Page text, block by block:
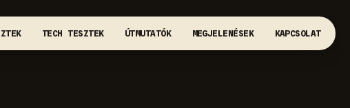
TECH TESZTEK ÚTMUTATÓK MEGJELENÉSEK KAPCSOLAT